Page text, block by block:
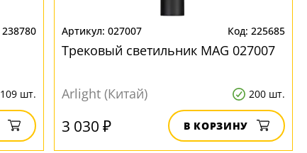
238780
109 шт.
027007 225685
Трековый светильник MAG 027007
Arlight (Китай) 200 шт.
3 030 ₽ В КОРЗИНУ